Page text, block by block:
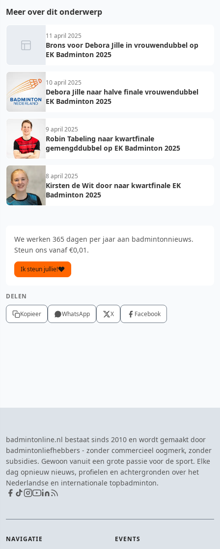
Meer over dit onderwerp
11 april 2025
Brons voor Debora Jille in vrouwendubbel op
EK Badminton 2025
10 april 2025
Debora Jille naar halve finale vrouwendubbel
EK Badminton 2025
9 april 2025
Robin Tabeling naar kwartfinale
gemengddubbel op EK Badminton 2025
8 april 2025
Kirsten de Wit door naar kwartfinale EK
Badminton 2025
We werken 365 dagen per jaar aan badmintonnieuws.
Steun ons vanaf €0,01.
Ik steun jullie!
DELEN
Kopieer WhatsApp X Facebook
badmintonline.nl bestaat sinds 2010 en wordt gemaakt door
badmintonliefhebbers - zonder commercieel oogmerk, zonder
subsidies. Gewoon vanuit een grote passie voor de sport. Elke
dag opnieuw nieuws, profielen en achtergronden over het
Nederlandse en internationale topbadminton.
NAVIGATIE EVENTS